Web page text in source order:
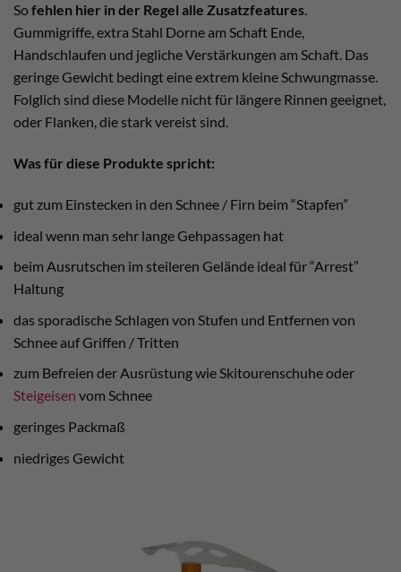
Sofehlen hier in der Regel alle Zusatzfeatures.
Gummigriffe, extra Stahl Dorne am Schaft Ende,
Handschlaufen und jegliche Verstärkungen am Schaft. Das
geringe Gewicht bedingt eine extrem kleine Schwungmasse.
Folglich sind diese Modelle nicht für längere Rinnen geeignet,
oder Flanken, die stark vereist sind.
Was für diese Produkte spricht:
gut zum Einstecken in den Schnee / Firn beim “Stapfen”
ideal wenn man sehr lange Gehpassagen hat
beim Ausrutschen im steileren Gelände ideal für “Arrest”
Haltung
das sporadische Schlagen von Stufen und Entfernen von
Schnee auf Griffen / Tritten
zum Befreien der Ausrüstung wie Skitourenschuhe oder
Steigeisen vom Schnee
geringes Packmaß
niedriges Gewicht